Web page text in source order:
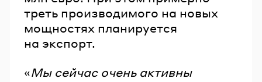
треть производимого на новых
мощностях планируется
на экспорт.
«Мы сейчас очень активны